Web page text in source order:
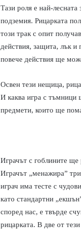
Тази роля е най-
подземия. Рицарката
този трак с опит
действия, защита, лък
повече действия ще
Освен тези нещица,
И каква игра с тъмници
предмети, които ще
Играчът с гоблините ще
Играчът „менажира”
играч има тесте с
като стандартни
според нас, е твърде
рицарката. В две от